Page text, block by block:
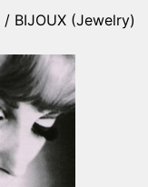
/ BIJOUX (Jewelry)